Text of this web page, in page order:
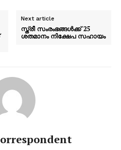
Next article
സ്ത്രീ സംരംഭങ്ങൾക്ക് 25
ശതമാനം നിക്ഷേപ സഹായം